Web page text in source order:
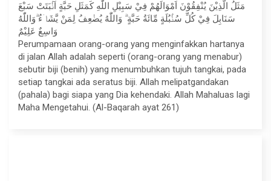
مَثَلُ الَّذِيْنَ يُنْفِقُوْنَ اَمْوَالَهُمْ فِيْ سَبِيْلِ اللّٰهِ كَمَثَلِ حَبَّةٍ اَنْۢبَتَتْ سَبْعَ
سَنَابِلَ فِيْ كُلِّ سُنْۢبُلَةٍ مِّائَةُ حَبَّةٍ ۗ وَاللّٰهُ يُضٰعِفُ لِمَنْ يَّشَاۤءُ ۗوَاللّٰهُ
وَاسِعٌ عَلِيْمٌ
Perumpamaan orang-orang yang menginfakkan hartanya
di jalan Allah adalah seperti (orang-orang yang menabur)
sebutir biji (benih) yang menumbuhkan tujuh tangkai, pada
setiap tangkai ada seratus biji. Allah melipatgandakan
(pahala) bagi siapa yang Dia kehendaki. Allah Mahaluas lagi
Maha Mengetahui. (Al-Baqarah ayat 261)